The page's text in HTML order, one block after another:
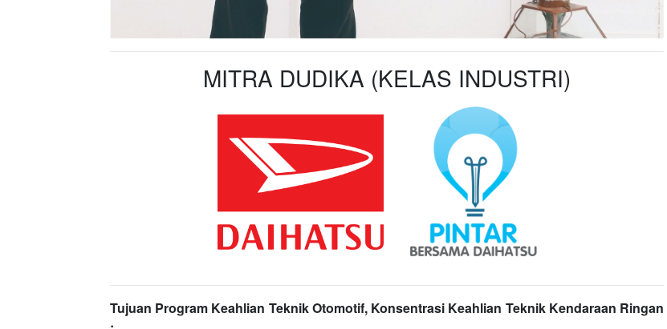
MITRA DUDIKA (KELAS INDUSTRI)
Tujuan Program Keahlian Teknik Otomotif, Konsentrasi Keahlian Teknik Kendaraan Ringan